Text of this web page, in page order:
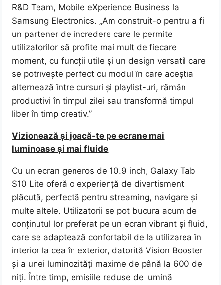
R&D Team, Mobile eXperience Business la
Samsung Electronics. „Am construit-o pentru a fi
un partener de încredere care le permite
utilizatorilor să profite mai mult de fiecare
moment, cu funcții utile și un design versatil care
se potrivește perfect cu modul în care aceștia
alternează între cursuri și playlist-uri, rămân
productivi în timpul zilei sau transformă timpul
liber în timp creativ.”
Vizionează și joacă-te pe ecrane mai
luminoase și mai fluide
Cu un ecran generos de 10.9 inch, Galaxy Tab
S10 Lite oferă o experiență de divertisment
plăcută, perfectă pentru streaming, navigare și
multe altele. Utilizatorii se pot bucura acum de
conținutul lor preferat pe un ecran vibrant și fluid,
care se adaptează confortabil de la utilizarea în
interior la cea în exterior, datorită Vision Booster
și a unei luminozități maxime de până la 600 de
niți. Între timp, emisiile reduse de lumină